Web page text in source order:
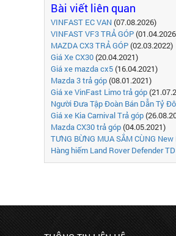
Bài viết liên quan
VINFAST EC VAN(07.08.2026)
VINFAST VF3 TRẢ GÓP
MAZDA CX3 TRẢ GÓP(02.03.2022)
Giá Xe CX30(20.04.2021)
Giá xe mazda cx5(16.04.2021)
Mazda 3 trả góp(08.01.2021)
Giá xe VinFast Limo trả góp
Người Đưa Tập Đoàn Bán Dẫn Tỷ
Giá xe Kia Carnival Trả góp
Mazda CX30 trả góp(04.05.2021)
TƯNG BỪNG MUA SẮM CÙNG
Hàng hiếm Land Rover Defender